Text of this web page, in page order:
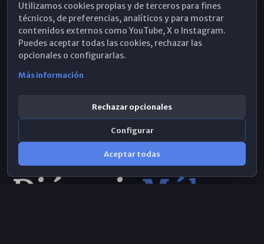
Hemeroteca
WhatsApp
Utilizamos cookies propias y de terceros para fines
técnicos, de preferencias, analíticos y para mostrar
contenidos externos como YouTube, X o Instagram.
Puedes aceptar todas las cookies, rechazar las
opcionales o configurarlas.
Más información
Rechazar opcionales
Configurar
Aceptar todas